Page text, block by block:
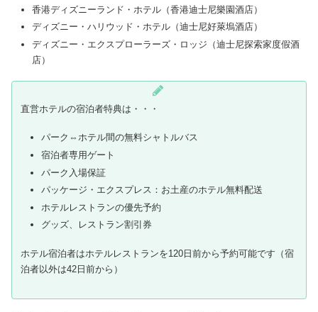
香港ディズニーランド・ホテル（香港迪士尼樂園酒店）
ディズニー・ハリウッド・ホテル（迪士尼好萊塢酒店）
ディズニー・エクスプローラーズ・ロッジ（迪士尼探索家度假酒
店）
直営ホテルの宿泊者特典は・・・
パーク⇔ホテル間の無料シャトルバス
宿泊者専用ゲート
パーク入場保証
パッケージ・エクスプレス：お土産のホテル無料配送
ホテルレストランの優先予約
グッズ、レストラン割引券
ホテル宿泊者はホテルレストランを120日前から予約可能です（宿
泊者以外は42日前から）